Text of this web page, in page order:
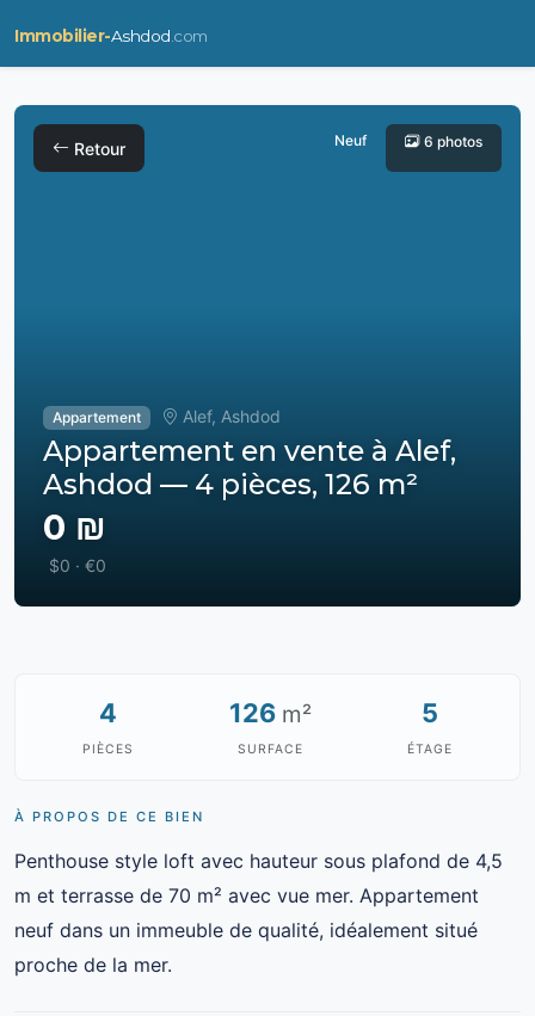
Immobilier-Ashdod .com
Retour Neuf 6 photos
Appartement Alef, Ashdod
Appartement en vente à Alef,
Ashdod — 4 pièces, 126 m²
0 ₪
$0 · €0
4
PIÈCES
126 m²
SURFACE
5
ÉTAGE
À PROPOS DE CE BIEN
Penthouse style loft avec hauteur sous plafond de 4,5
m et terrasse de 70 m² avec vue mer. Appartement
neuf dans un immeuble de qualité, idéalement situé
proche de la mer.